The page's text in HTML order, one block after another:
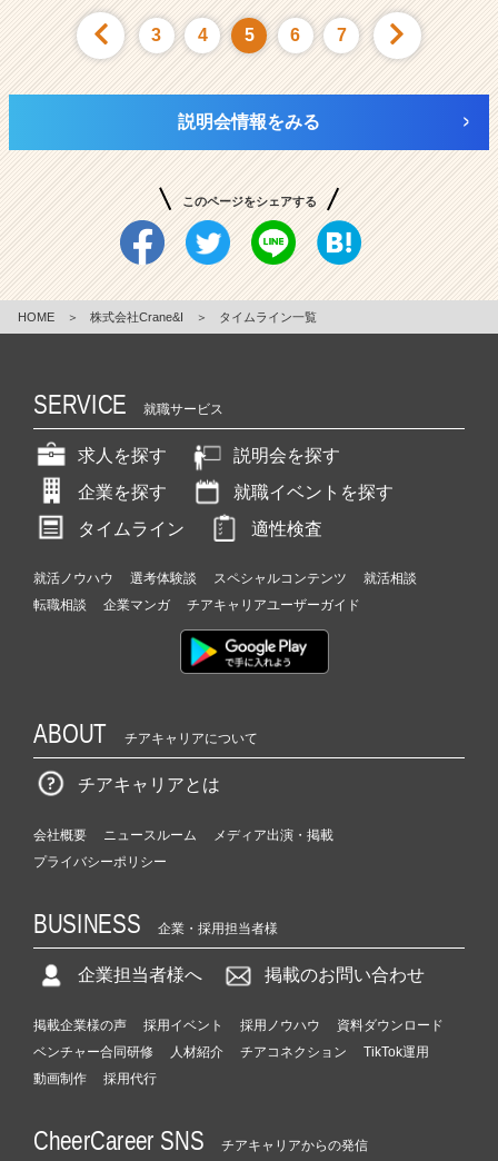
3 4 5 6 7
説明会情報をみる
このページをシェアする
HOME ＞ 株式会社Crane&I ＞ タイムライン一覧
SERVICE 就職サービス
求人を探す
説明会を探す
企業を探す
就職イベントを探す
タイムライン
適性検査
就活ノウハウ 選考体験談 スペシャルコンテンツ
就活相談
転職相談
企業マンガ チアキャリアユーザーガイド
ABOUT チアキャリアについて
チアキャリアとは
会社概要 ニュースルーム
メディア出演・掲載
プライバシーポリシー
BUSINESS 企業・採用担当者様
企業担当者様へ 掲載のお問い合わせ
掲載企業様の声 採用イベント 採用ノウハウ
資料ダウンロード
ベンチャー合同研修
人材紹介 チアコネクション
TikTok運用
動画制作
採用代行
CheerCareer SNS チアキャリアからの発信